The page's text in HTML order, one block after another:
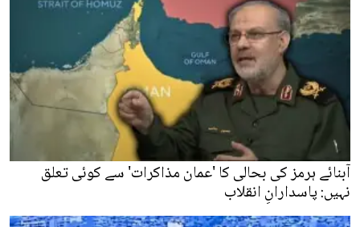
آبنائے ہرمز کی بحالی کا 'عمان مذاکرات' سے کوئی تعلق
نہیں: پاسدارانِ انقلاب